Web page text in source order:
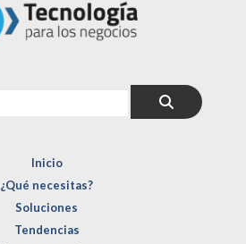
Inicio
¿Qué necesitas?
Soluciones
Tendencias